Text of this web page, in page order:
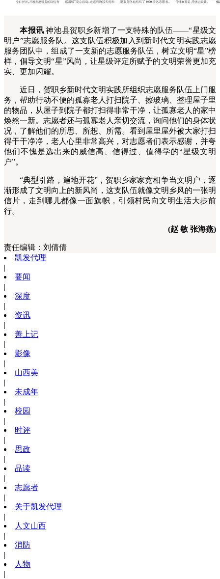
本报讯 神池县贺职乡新增了一支特殊的队伍——“星级文
明户”志愿服务队。这支队伍积极加入到新时代文明实践志愿
服务团队中，组成了一支新的志愿服务队伍，树立文明“星”榜
样，倡导文明“星”风尚，让星级评定所赋予的文明荣誉更加充
实、更加闪耀。
近日，贺职乡新时代文明实践所组织志愿服务队伍上门服
务，帮助行动不便的孤寡老人打扫院子、擦玻璃、整理屋子里
的物品，从屋子到院子都打扫得非常干净，让孤寡老人的家中
焕然一新。志愿者还与孤寡老人亲切交流，询问他们的身体状
况，了解他们的所思、所想、所需。看到屋里屋外被大家打扫
得干干净净，老人心里非常高兴，对志愿者们表示感谢，并夸
他们不愧是选出来的威信高、信得过、值得学的“星级文明
户”。
“典型引路，遍地开花”，贺职乡家家竞相争当文明户，逐
渐形成了文明向上的新风尚，这支队伍就像文明乡风的一张明
信片，走到哪儿都像一面旗帜，引领村民向文明生活大步前
行。
(赵 敏 张海燕)
责任编辑： 刘倩倩
凯发代理
|
要闻
|
深度
|
资讯
|
善上记
|
影像
|
山西美
|
未成年
|
校园
|
时评
|
思政
|
品读
|
志愿者
|
关于凯发代理
|
人文山西
|
消防
|
人物
|